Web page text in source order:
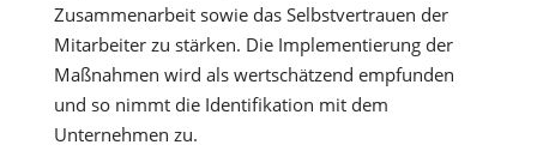
Zusammenarbeit sowie das Selbstvertrauen der
Mitarbeiter zu stärken. Die Implementierung der
Maßnahmen wird als wertschätzend empfunden
und so nimmt die Identifikation mit dem
Unternehmen zu.